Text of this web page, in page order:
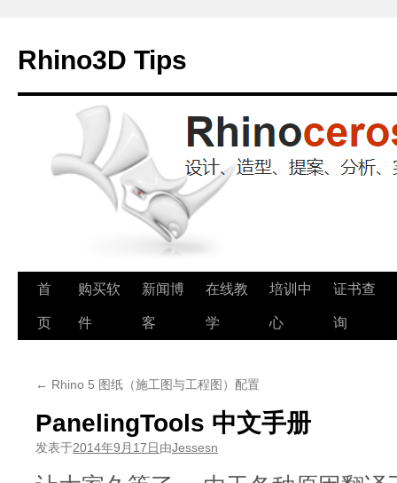
Rhino3D Tips
跳
至
首
页
购买软
件
新闻博
客
在线教
学
培训中
心
证书查
询
← Rhino 5 图纸（施工图与工程图）配置
PanelingTools 中文手册
发表于2014年9月17日由Jessesn